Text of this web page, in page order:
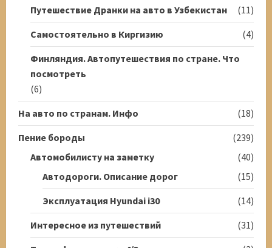
Путешествие Дранки на авто в Узбекистан
(11)
Самостоятельно в Киргизию
(4)
Финляндия. Автопутешествия по стране. Что
посмотреть
(6)
На авто по странам. Инфо
(18)
Пение бороды
(239)
Автомобилисту на заметку
(40)
Автодороги. Описание дорог
(15)
Эксплуатация Hyundai i30
(14)
Интересное из путешествий
(31)